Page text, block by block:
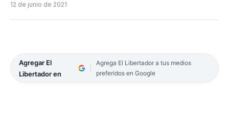
12 de junio de 2021
Agregar El
Libertador en
Agrega El Libertador a tus medios
preferidos en Google